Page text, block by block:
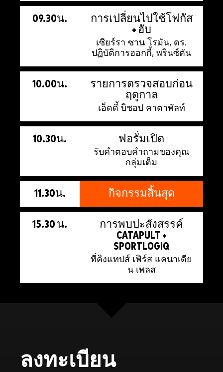
09.30น.
การเปลี่ยนไปใช้โฟกัส
+ ฮับ
เซียร์รา ซาน โรมัน, ดร.
ปฏิบัติการฮอกกี้, พรินซ์ตัน
10.00น.
รายการตรวจสอบก่อน
ฤดูกาล
เอ็ดดี้ บิชอป คาตาพัลท์
10.30น. ฟอรั่มเปิด
รับคำตอบคำถามของคุณ
กลุ่มเต็ม
11.30น. กิจกรรมสิ้นสุด
15.30 น.
การพบปะสังสรรค์
CATAPULT +
SPORTLOGIQ
ที่คิงแทปส์ เฟิร์ส แคนาเดีย
น เพลส
ลงทะเบียน